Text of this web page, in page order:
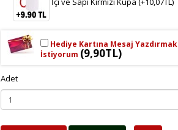
Hediye Kartına Mesaj Yazdırmak
İstiyorum (9,90TL)
Adet